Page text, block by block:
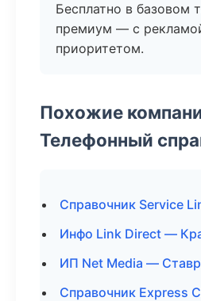
Бесплатно в базовом
премиум — с
приоритетом.
Похожие
Телефонный
Справочник Service
Инфо Link Direct —
ИП Net Media —
Справочник Express